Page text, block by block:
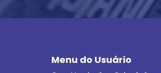
Menu do Usuário